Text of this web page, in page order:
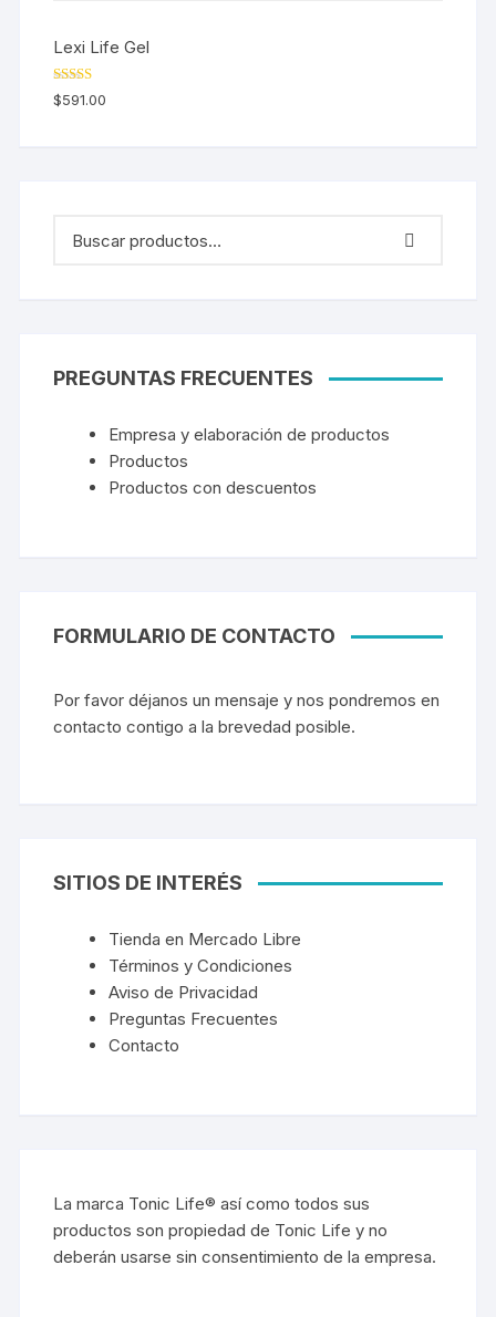
Lexi Life Gel
Valorado en
5.00 de 5
$591.00
PREGUNTAS FRECUENTES
Empresa y elaboración de productos
Productos
Productos con descuentos
FORMULARIO DE CONTACTO
Por favor déjanos un mensaje y nos pondremos en
contacto contigo a la brevedad posible.
SITIOS DE INTERÉS
Tienda en Mercado Libre
Términos y Condiciones
Aviso de Privacidad
Preguntas Frecuentes
Contacto
La marca Tonic Life® así como todos sus
productos son propiedad de Tonic Life y no
deberán usarse sin consentimiento de la empresa.